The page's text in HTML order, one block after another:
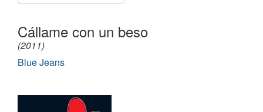
Cállame con un beso
(2011)
Blue Jeans